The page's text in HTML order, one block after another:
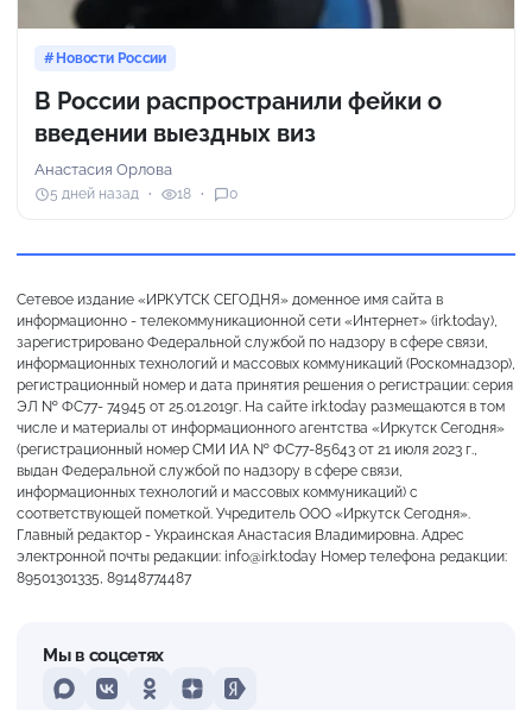
Новости России
В России распространили фейки о
введении выездных виз
Анастасия Орлова
5 дней назад 18 0
Сетевое издание «ИРКУТСК СЕГОДНЯ» доменное имя сайта в
информационно - телекоммуникационной сети «Интернет» (irk.today),
зарегистрировано Федеральной службой по надзору в сфере связи,
информационных технологий и массовых коммуникаций (Роскомнадзор),
регистрационный номер и дата принятия решения о регистрации: серия
ЭЛ № ФС77- 74945 от 25.01.2019г. На сайте irk.today размещаются в том
числе и материалы от информационного агентства «Иркутск Сегодня»
(регистрационный номер СМИ ИА № ФС77-85643 от 21 июля 2023 г.,
выдан Федеральной службой по надзору в сфере связи,
информационных технологий и массовых коммуникаций) с
соответствующей пометкой. Учредитель ООО «Иркутск Сегодня».
Главный редактор - Украинская Анастасия Владимировна. Адрес
электронной почты редакции: info@irk.today Номер телефона редакции:
89501301335, 89148774487
Мы в соцсетях
MAXVKontakteOdnoklassniki
DzenYandex